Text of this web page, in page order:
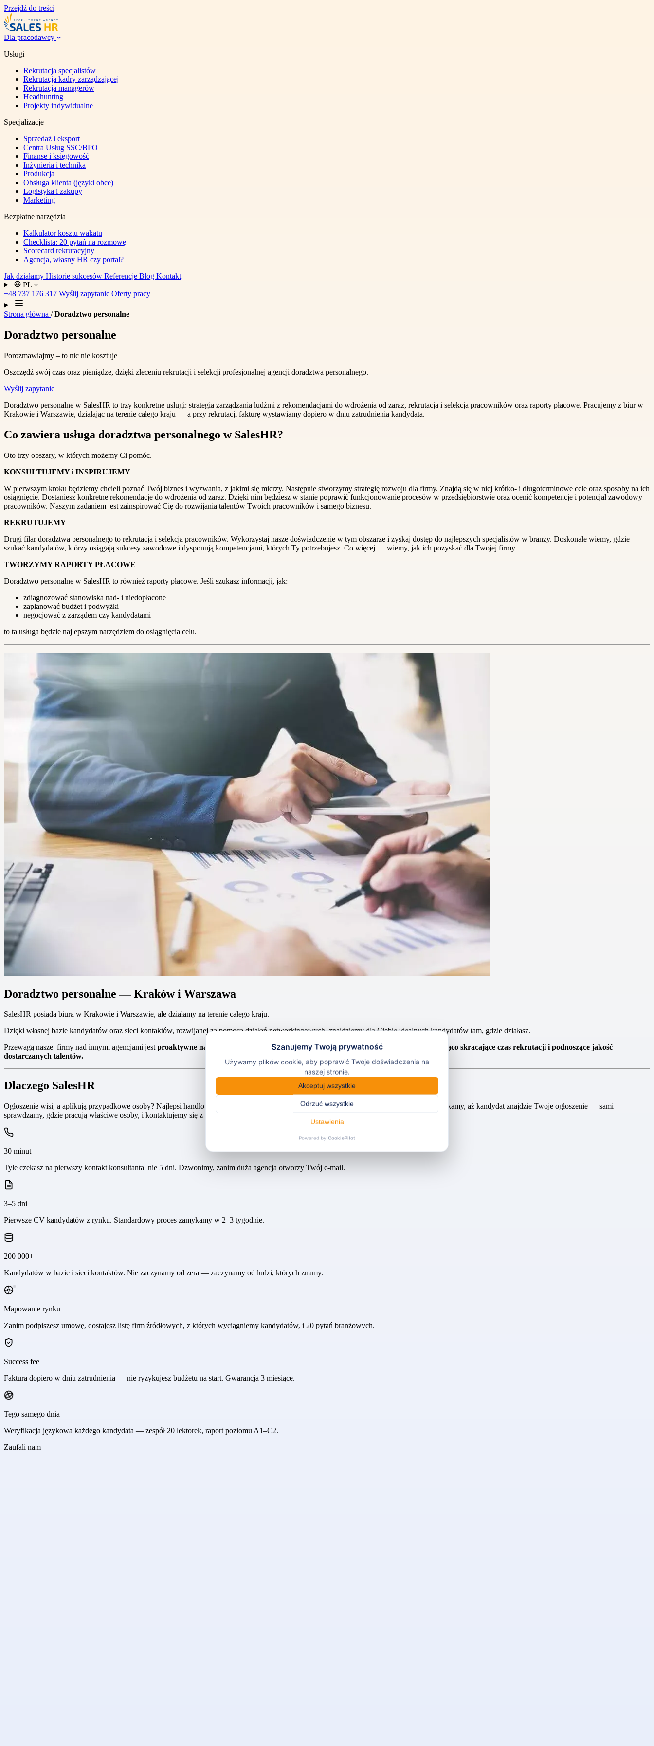
Przejdź do treści
Dla pracodawcy
Usługi
Rekrutacja specjalistów
Rekrutacja kadry zarządzającej
Rekrutacja managerów
Headhunting
Projekty indywidualne
Specjalizacje
Sprzedaż i eksport
Centra Usług SSC/BPO
Finanse i księgowość
Inżynieria i technika
Produkcja
Obsługa klienta (języki obce)
Logistyka i zakupy
Marketing
Bezpłatne narzędzia
Kalkulator kosztu wakatu
Checklista: 20 pytań na rozmowę
Scorecard rekrutacyjny
Agencja, własny HR czy portal?
Jak działamy Historie sukcesów Referencje Blog Kontakt
PL
+48 737 176 317 Wyślij zapytanie Oferty pracy
Strona główna /Doradztwo personalne
Doradztwo personalne
Porozmawiajmy – to nic nie kosztuje
Oszczędź swój czas oraz pieniądze, dzięki zleceniu rekrutacji i selekcji profesjonalnej agencji doradztwa personalnego.
Wyślij zapytanie
Doradztwo personalne w SalesHR to trzy konkretne usługi: strategia zarządzania ludźmi z rekomendacjami do wdrożenia od zaraz, rekrutacja i selekcja pracowników oraz raporty płacowe. Pracujemy z biur w
Krakowie i Warszawie, działając na terenie całego kraju — a przy rekrutacji fakturę wystawiamy dopiero w dniu zatrudnienia kandydata.
Co zawiera usługa doradztwa personalnego w SalesHR?
Oto trzy obszary, w których możemy Ci pomóc.
KONSULTUJEMY i INSPIRUJEMY
W pierwszym kroku będziemy chcieli poznać Twój biznes i wyzwania, z jakimi się mierzy. Następnie stworzymy strategię rozwoju dla firmy. Znajdą się w niej krótko- i długoterminowe cele oraz sposoby na ich
osiągnięcie. Dostaniesz konkretne rekomendacje do wdrożenia od zaraz. Dzięki nim będziesz w stanie poprawić funkcjonowanie procesów w przedsiębiorstwie oraz ocenić kompetencje i potencjał zawodowy
pracowników. Naszym zadaniem jest zainspirować Cię do rozwijania talentów Twoich pracowników i samego biznesu.
REKRUTUJEMY
Drugi filar doradztwa personalnego to rekrutacja i selekcja pracowników. Wykorzystaj nasze doświadczenie w tym obszarze i zyskaj dostęp do najlepszych specjalistów w branży. Doskonale wiemy, gdzie
szukać kandydatów, którzy osiągają sukcesy zawodowe i dysponują kompetencjami, których Ty potrzebujesz. Co więcej — wiemy, jak ich pozyskać dla Twojej firmy.
TWORZYMY RAPORTY PŁACOWE
Doradztwo personalne w SalesHR to również raporty płacowe. Jeśli szukasz informacji, jak:
zdiagnozować stanowiska nad- i niedopłacone
zaplanować budżet i podwyżki
negocjować z zarządem czy kandydatami
to ta usługa będzie najlepszym narzędziem do osiągnięcia celu.
Doradztwo personalne — Kraków i Warszawa
SalesHR posiada biura w Krakowie i Warszawie, ale działamy na terenie całego kraju.
Dzięki własnej bazie kandydatów oraz sieci kontaktów, rozwijanej za pomocą działań networkingowych, znajdziemy dla Ciebie idealnych kandydatów tam, gdzie działasz.
Przewagą naszej firmy nad innymi agencjami jestproaktywne nastawienie oraz korzystanie z nowoczesnej technologii. To narzędzia znacząco skracające czas rekrutacji i podnoszące jakość
dostarczanych talentów.
Dlaczego SalesHR
Ogłoszenie wisi, a aplikują przypadkowe osoby? Najlepsi handlowcy, managerowie i specjaliści rzadko szukają aktywnie pracy. Dlatego nie czekamy, aż kandydat znajdzie Twoje ogłoszenie — sami
sprawdzamy, gdzie pracują właściwe osoby, i kontaktujemy się z nimi bezpośrednio.
30 minut
Tyle czekasz na pierwszy kontakt konsultanta, nie 5 dni. Dzwonimy, zanim duża agencja otworzy Twój e-mail.
3–5 dni
Pierwsze CV kandydatów z rynku. Standardowy proces zamykamy w 2–3 tygodnie.
200 000+
Kandydatów w bazie i sieci kontaktów. Nie zaczynamy od zera — zaczynamy od ludzi, których znamy.
Mapowanie rynku
Zanim podpiszesz umowę, dostajesz listę firm źródłowych, z których wyciągniemy kandydatów, i 20 pytań branżowych.
Success fee
Faktura dopiero w dniu zatrudnienia — nie ryzykujesz budżetu na start. Gwarancja 3 miesiące.
Tego samego dnia
Weryfikacja językowa każdego kandydata — zespół 20 lektorek, raport poziomu A1–C2.
Zaufali nam